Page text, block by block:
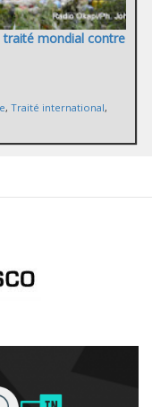
traité mondial contre
, Traité international,